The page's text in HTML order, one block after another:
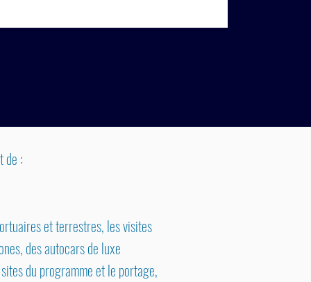
de :
et terrestres, les visites
des autocars de luxe
du programme et le portage,